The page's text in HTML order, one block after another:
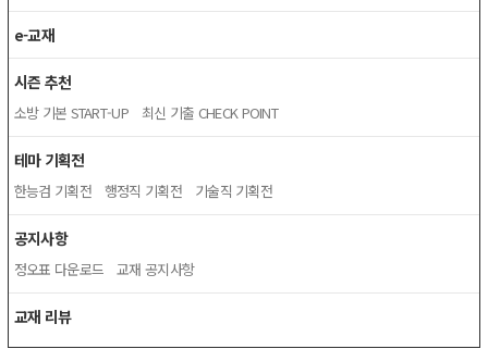
e-교재
시즌 추천
소방 기본 START-UP 최신 기출 CHECK POINT
테마 기획전
한능검 기획전 행정직 기획전 기술직 기획전
공지사항
정오표 다운로드 교재 공지사항
교재 리뷰